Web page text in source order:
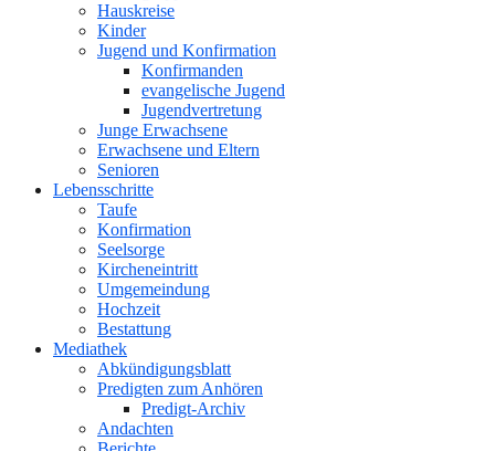
Hauskreise
Kinder
Jugend und Konfirmation
Konfirmanden
evangelische Jugend
Jugendvertretung
Junge Erwachsene
Erwachsene und Eltern
Senioren
Lebensschritte
Taufe
Konfirmation
Seelsorge
Kircheneintritt
Umgemeindung
Hochzeit
Bestattung
Mediathek
Abkündigungsblatt
Predigten zum Anhören
Predigt-Archiv
Andachten